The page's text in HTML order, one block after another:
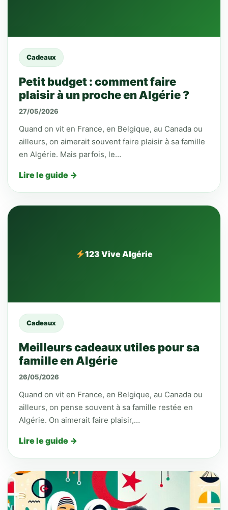
Cadeaux
Petit budget : comment faire
plaisir à un proche en Algérie ?
27/05/2026
Quand on vit en France, en Belgique, au Canada ou
ailleurs, on aimerait souvent faire plaisir à sa famille
en Algérie. Mais parfois, le…
Lire le guide →
123 Vive Algérie
Cadeaux
Meilleurs cadeaux utiles pour sa
famille en Algérie
26/05/2026
Quand on vit en France, en Belgique, au Canada ou
ailleurs, on pense souvent à sa famille restée en
Algérie. On aimerait faire plaisir,…
Lire le guide →